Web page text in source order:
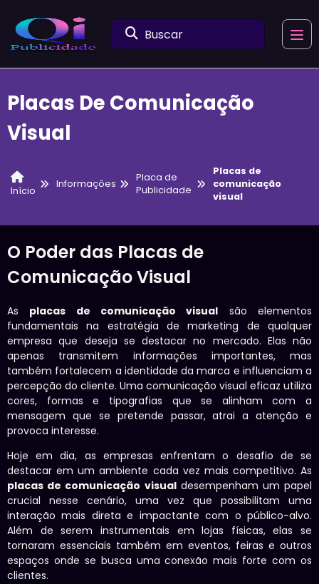
Buscar
Placas De Comunicação
Visual
Início
Informações
Placa de
Publicidade
Placas de
comunicação
visual
O Poder das Placas de
Comunicação Visual
As placas de comunicação visual são elementos
fundamentais na estratégia de marketing de qualquer
empresa que deseja se destacar no mercado. Elas não
apenas transmitem informações importantes, mas
também fortalecem a identidade da marca e influenciam a
percepção do cliente. Uma comunicação visual eficaz utiliza
cores, formas e tipografias que se alinham com a
mensagem que se pretende passar, atrai a atenção e
provoca interesse.
Hoje em dia, as empresas enfrentam o desafio de se
destacar em um ambiente cada vez mais competitivo. As
placas de comunicação visualdesempenham um papel
crucial nesse cenário, uma vez que possibilitam uma
interação mais direta e impactante com o público-alvo.
Além de serem instrumentais em lojas físicas, elas se
tornaram essenciais também em eventos, feiras e outros
espaços onde se busca uma conexão mais forte com os
clientes.